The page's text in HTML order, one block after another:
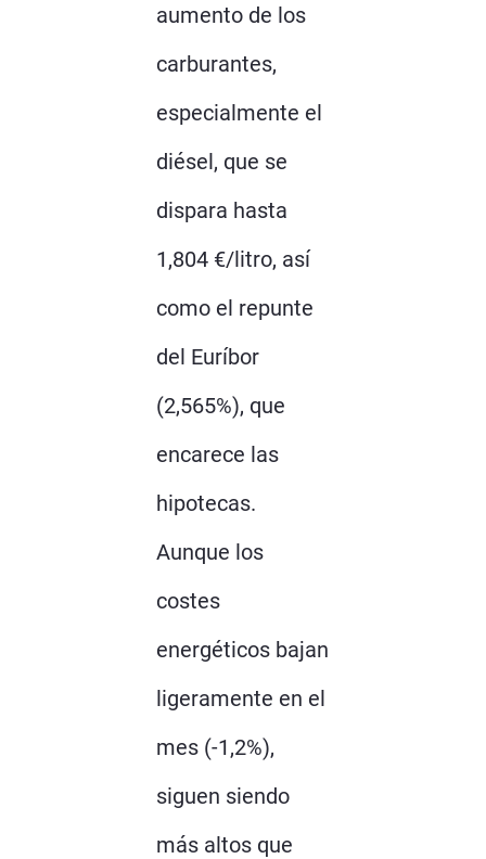
aumento de los
carburantes,
especialmente el
diésel, que se
dispara hasta
1,804 €/litro, así
como el repunte
del Euríbor
(2,565%), que
encarece las
hipotecas.
Aunque los
costes
energéticos bajan
ligeramente en el
mes (-1,2%),
siguen siendo
más altos que